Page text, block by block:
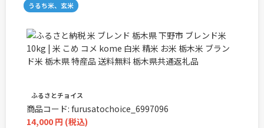
うるち米、玄米
ふるさとチョイス
商品コード: furusatochoice_6997096
14,000 円 (税込)